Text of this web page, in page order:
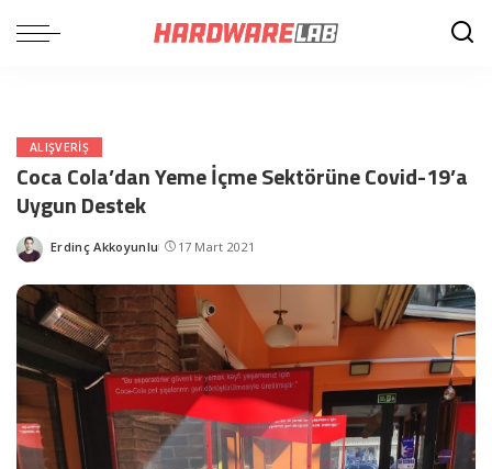
ALIŞVERIŞ
Coca Cola’dan Yeme İçme Sektörüne Covid-19’a
Uygun Destek
Posted
Erdinç Akkoyunlu 17 Mart 2021